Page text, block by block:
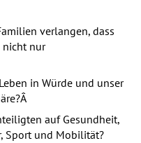
verlangen, dass
nicht nur
in Würde und unser
auf Gesundheit,
Sport und Mobilität?